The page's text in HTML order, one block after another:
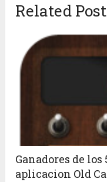
Related
Ganadores de los
aplicacion Old